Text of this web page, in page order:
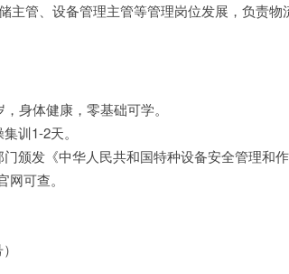
主管、设备管理主管等管理岗位发展，负责物
身体健康，零基础可学。
训1-2天。
颁发《中华人民共和国特种设备安全管理和作
可查。